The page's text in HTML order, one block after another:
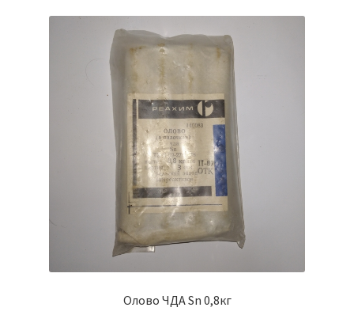
Олово ЧДА Sn 0,8кг